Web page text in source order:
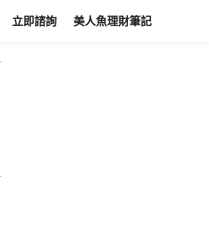
立即諮詢 美人魚理財筆記